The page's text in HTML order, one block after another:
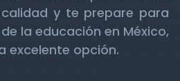
y te prepare para
la educación en México,
excelente opción.